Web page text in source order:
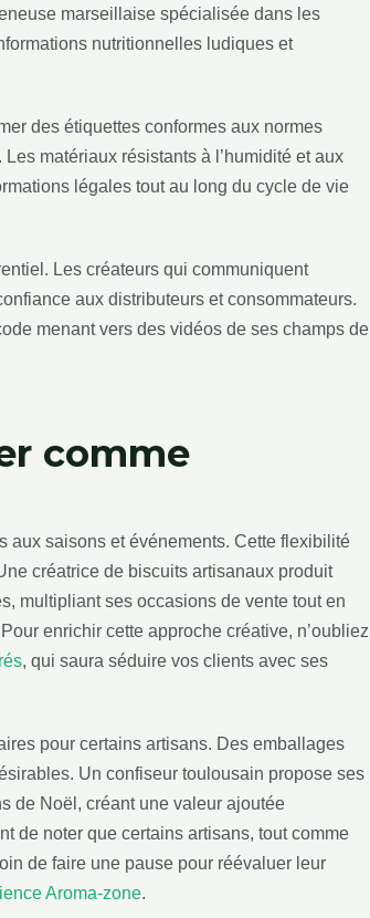
marseillaise spécialisée dans les
nutritionnelles ludiques et
des étiquettes conformes aux normes
matériaux résistants à l’humidité et aux
légales tout au long du cycle de vie
Les créateurs qui communiquent
aux distributeurs et consommateurs.
menant vers des vidéos de ses champs de
comme
aux saisons et événements. Cette flexibilité
créatrice de biscuits artisanaux produit
multipliant ses occasions de vente tout en
enrichir cette approche créative, n’oubliez
, qui saura séduire vos clients avec ses
pour certains artisans. Des emballages
Un confiseur toulousain propose ses
de Noël, créant une valeur ajoutée
de noter que certains artisans, tout comme
de faire une pause pour réévaluer leur
Aroma-zone.